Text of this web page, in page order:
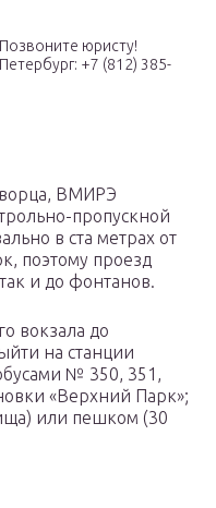
юристу!
+7 (812) 385-
ВМИРЭ
пропускной
в ста метрах от
поэтому проезд
и до фонтанов.
вокзала до
на станции
№ 350, 351,
«Верхний Парк»;
или пешком (30